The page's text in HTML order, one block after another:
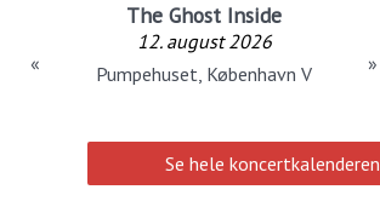
The Ghost Inside
12. august 2026
Pumpehuset, København V
« »
Se hele koncertkalenderen